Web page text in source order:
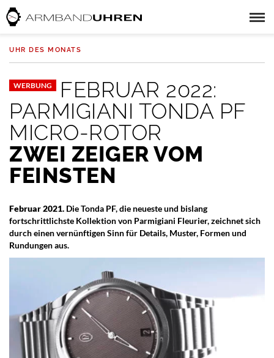
UHR DES MONATS
WERBUNG
FEBRUAR 2022:
PARMIGIANI TONDA PF
MICRO-ROTOR
ZWEI ZEIGER VOM
FEINSTEN
Februar 2021. Die Tonda PF, die neueste und bislang
fortschrittlichste Kollektion von Parmigiani Fleurier, zeichnet sich
durch einen vernünftigen Sinn für Details, Muster, Formen und
Rundungen aus.